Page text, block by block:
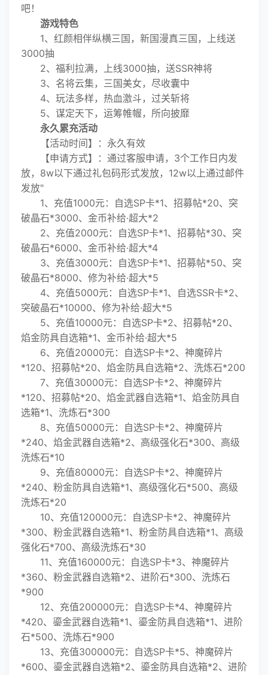
吧！
游戏特色
1、红颜相伴纵横三国，新国漫真三国，上线送
3000抽
2、福利拉满，上线3000抽，送SSR神将
3、名将云集，三国美女，尽收囊中
4、玩法多样，热血激斗，过关斩将
5、谋定天下，运筹帷幄，所向披靡
永久累充活动
【活动时间】：永久有效
【申请方式】：通过客服申请，3个工作日内发
放，8w以下通过礼包码形式发放，12w以上通过邮件
发放"
1、充值1000元：自选SP卡*1、招募帖*20、突
破晶石*3000、金币补给·超大*2
2、充值2000元：自选SP卡*1、招募帖*30、突
破晶石*6000、金币补给·超大*4
3、充值3000元：自选SP卡*1、招募帖*50、突
破晶石*8000、修为补给·超大*5
4、充值5000元：自选SP卡*1、自选SSR卡*2、
突破晶石*10000、修为补给·超大*5
5、充值10000元：自选SP卡*2、招募帖*20、
焰金防具自选箱*1、金币补给·超大*5
6、充值20000元：自选SP卡*2、神魔碎片
*120、招募帖*20、焰金防具自选箱*2、洗炼石*200
7、充值30000元：自选SP卡*2、神魔碎片
*120、招募帖*20、焰金武器自选箱*1、焰金防具自
选箱*1、洗炼石*300
8、充值50000元：自选SP卡*2、神魔碎片
*240、焰金武器自选箱*2、高级强化石*300、高级
洗炼石*10
9、充值80000元：自选SP卡*2、神魔碎片
*240、粉金防具自选箱*1、高级强化石*500、高级
洗炼石*20
10、充值120000元：自选SP卡*2、神魔碎片
*300、粉金武器自选箱*1、粉金防具自选箱*1、高级
强化石*700、高级洗炼石*30
11、充值160000元：自选SP卡*3、神魔碎片
*360、粉金武器自选箱*2、进阶石*300、洗炼石
*900
12、充值200000元：自选SP卡*4、神魔碎片
*420、鎏金武器自选箱*1、鎏金防具自选箱*1、进阶
石*500、洗炼石*900
13、充值300000元：自选SP卡*5、神魔碎片
*600、鎏金武器自选箱*2、鎏金防具自选箱*2、进阶